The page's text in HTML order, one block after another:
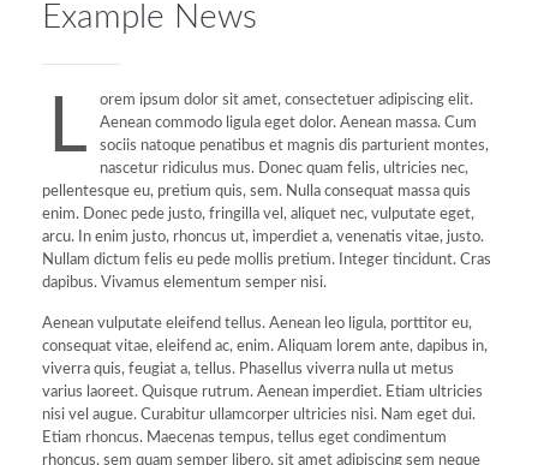
Example News
L
orem ipsum dolor sit amet, consectetuer adipiscing elit.
Aenean commodo ligula eget dolor. Aenean massa. Cum
sociis natoque penatibus et magnis dis parturient montes,
nascetur ridiculus mus. Donec quam felis, ultricies nec,
pellentesque eu, pretium quis, sem. Nulla consequat massa quis
enim. Donec pede justo, fringilla vel, aliquet nec, vulputate eget,
arcu. In enim justo, rhoncus ut, imperdiet a, venenatis vitae, justo.
Nullam dictum felis eu pede mollis pretium. Integer tincidunt. Cras
dapibus. Vivamus elementum semper nisi.
Aenean vulputate eleifend tellus. Aenean leo ligula, porttitor eu,
consequat vitae, eleifend ac, enim. Aliquam lorem ante, dapibus in,
viverra quis, feugiat a, tellus. Phasellus viverra nulla ut metus
varius laoreet. Quisque rutrum. Aenean imperdiet. Etiam ultricies
nisi vel augue. Curabitur ullamcorper ultricies nisi. Nam eget dui.
Etiam rhoncus. Maecenas tempus, tellus eget condimentum
rhoncus, sem quam semper libero, sit amet adipiscing sem neque